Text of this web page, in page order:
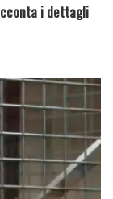
i dettagli